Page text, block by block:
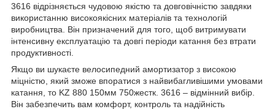
3616 відрізняється чудовою якістю та довговічністю завдяки
використанню високоякісних матеріалів та технологій
виробництва. Він призначений для того, щоб витримувати
інтенсивну експлуатацію та довгі періоди катання без втрати
продуктивності.
Якщо ви шукаєте велосипедний амортизатор з високою
міцністю, який зможе впоратися з найвибагливішими умовами
катання, то KZ 880 150мм 750жестк. 3616 – відмінний вибір.
Він забезпечить вам комфорт, контроль та надійність